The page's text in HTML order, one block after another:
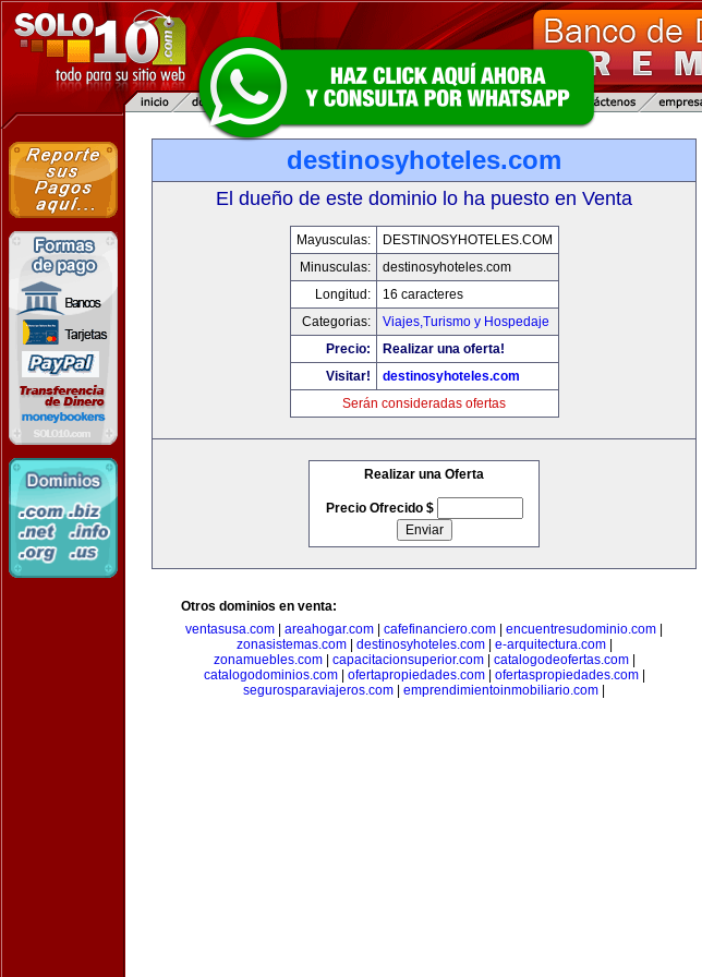
destinosyhoteles.com
El dueño de este dominio lo ha puesto en Venta
Mayusculas:
DESTINOSYHOTELES.COM
Minusculas:
destinosyhoteles.com
Longitud:
16 caracteres
Categorias:
Viajes,Turismo y Hospedaje
Precio:
Realizar una oferta!
Visitar!
destinosyhoteles.com
Serán consideradas ofertas
Realizar una Oferta
Precio Ofrecido $
Otros dominios en venta:
ventasusa.com
areahogar.com cafefinanciero.com encuentresudominio.com
zonasistemas.com| destinosyhoteles.com| e-arquitectura.com|
zonamuebles.com| capacitacionsuperior.com| catalogodeofertas.com|
catalogodominios.com| ofertapropiedades.com| ofertaspropiedades.com|
segurosparaviajeros.com
emprendimientoinmobiliario.com